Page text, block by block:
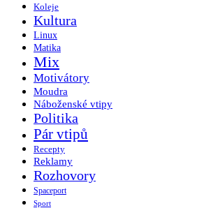
Koleje
Kultura
Linux
Matika
Mix
Motivátory
Moudra
Náboženské vtipy
Politika
Pár vtipů
Recepty
Reklamy
Rozhovory
Spaceport
Sport